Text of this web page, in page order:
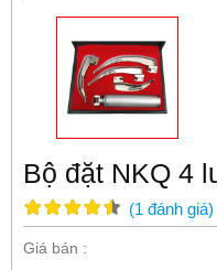
Bộ đặt NKQ 4
(1 đánh giá)
Giá bán :